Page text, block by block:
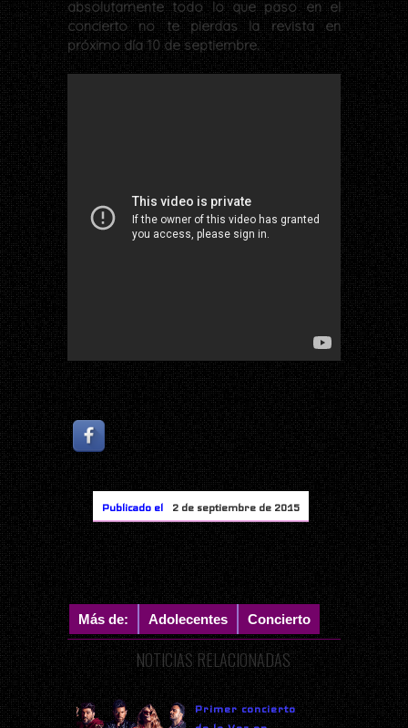
absolutamente todo lo que paso en el
concierto no te pierdas la revista en
próximo día 10 de septiembre.
Publicado el 2 de septiembre de 2015
Más de: Adolecentes Concierto
NOTICIAS RELACIONADAS
Primer concierto